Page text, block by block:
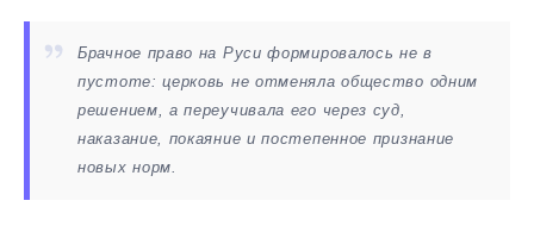
Брачное право на Руси формировалось не в
пустоте: церковь не отменяла общество одним
решением, а переучивала его через суд,
наказание, покаяние и постепенное признание
новых норм.